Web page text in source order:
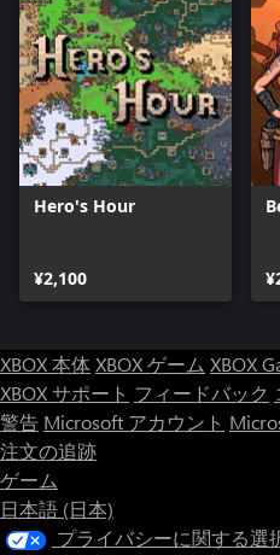
Hero's Hour
¥2,100
XBOX 本体XBOX ゲーム XBOX
XBOX サポート フィードバック
警告 Microsoft アカウント
注文の追跡
ゲーム
日本語 (日本)
プライバシーに関する選